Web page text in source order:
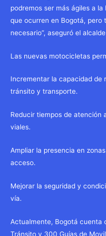
podremos ser más ágiles a
que ocurren en Bogotá, pero
necesario”, aseguró el
Las nuevas motocicletas
Incrementar la capacidad de
tránsito y transporte.
Reducir tiempos de atención
viales.
Ampliar la presencia en
acceso.
Mejorar la seguridad y
vía.
Actualmente, Bogotá cuenta
Tránsito y 300 Guías de